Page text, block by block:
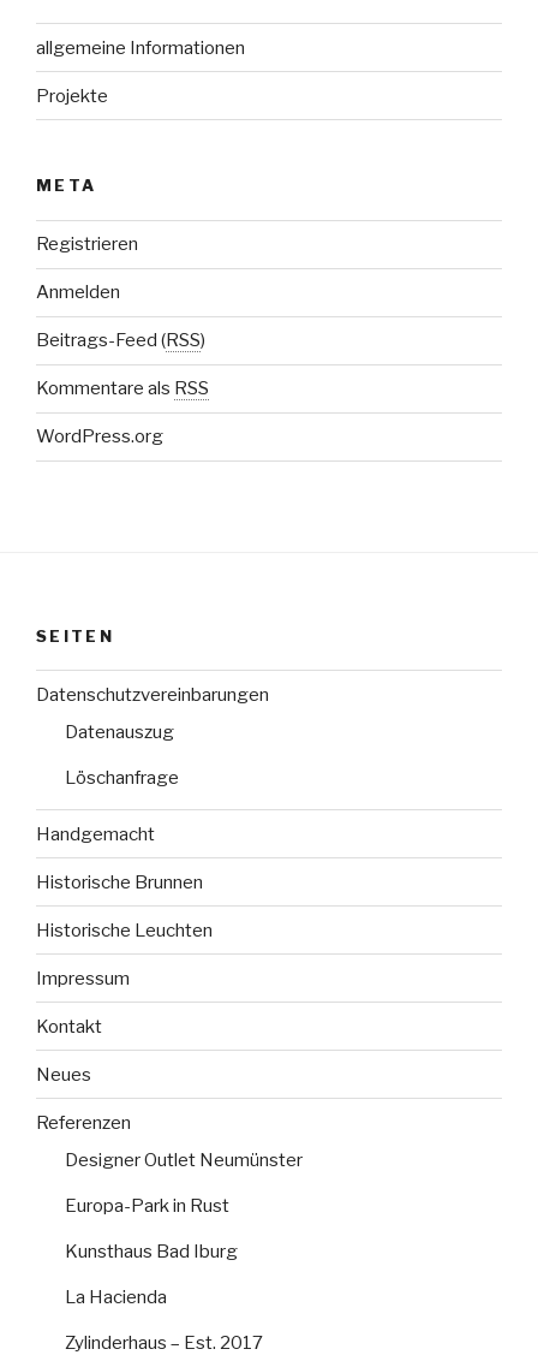
allgemeine Informationen
Projekte
META
Registrieren
Anmelden
Beitrags-Feed (RSS)
Kommentare als RSS
WordPress.org
SEITEN
Datenschutzvereinbarungen
Datenauszug
Löschanfrage
Handgemacht
Historische Brunnen
Historische Leuchten
Impressum
Kontakt
Neues
Referenzen
Designer Outlet Neumünster
Europa-Park in Rust
Kunsthaus Bad Iburg
La Hacienda
Zylinderhaus – Est. 2017